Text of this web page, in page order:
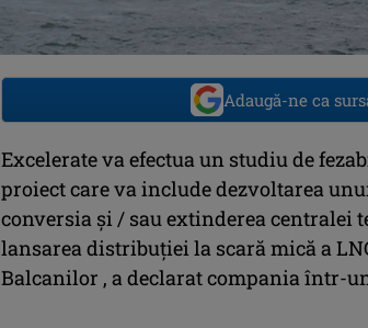
Adaugă-ne ca
Excelerate va efectua un studiu de
proiect care va include dezvoltarea
conversia și / sau extinderea centralei
lansarea distribuției la scară mică a
Balcanilor , a declarat compania într-